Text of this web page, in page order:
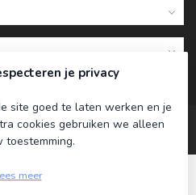
je privacy
site goed te laten werken en je
cookies gebruiken we alleen
toestemming.
meer